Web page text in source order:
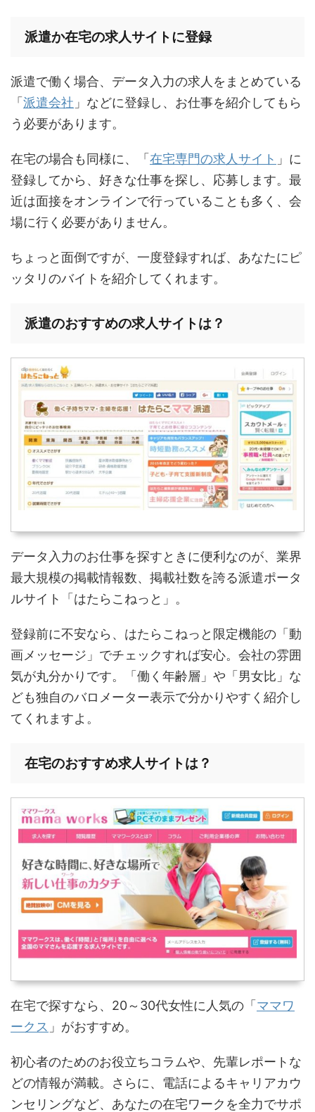
派遣か在宅の求人サイトに登録
派遣で働く場合、データ入力の求人をまとめている
「派遣会社 」などに登録し、お仕事を紹介してもら
う必要があります。
在宅の場合も同様に、「在宅専門の求人サイト 」に
登録してから、好きな仕事を探し、応募します。最
近は面接をオンラインで行っていることも多く、会
場に行く必要がありません。
ちょっと面倒ですが、一度登録すれば、あなたにピ
ッタリのバイトを紹介してくれます。
派遣のおすすめの求人サイトは？
データ入力のお仕事を探すときに便利なのが、業界
最大規模の掲載情報数、掲載社数を誇る派遣ポータ
ルサイト「はたらこねっと」。
登録前に不安なら、はたらこねっと限定機能の「動
画メッセージ」でチェックすれば安心。会社の雰囲
気が丸分かりです。「働く年齢層」や「男女比」な
ども独自のバロメーター表示で分かりやすく紹介し
てくれますよ。
在宅のおすすめ求人サイトは？
在宅で探すなら、20～30代女性に人気の「ママワ
ークス 」がおすすめ。
初心者のためのお役立ちコラムや、先輩レポートな
どの情報が満載。さらに、電話によるキャリアカウ
ンセリングなど、あなたの在宅ワークを全力でサポ